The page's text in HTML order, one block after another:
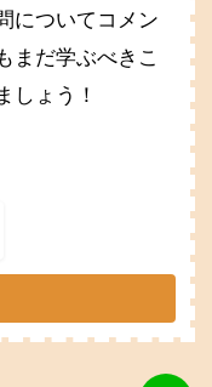
についてコメン
まだ学ぶべきこ
しょう！